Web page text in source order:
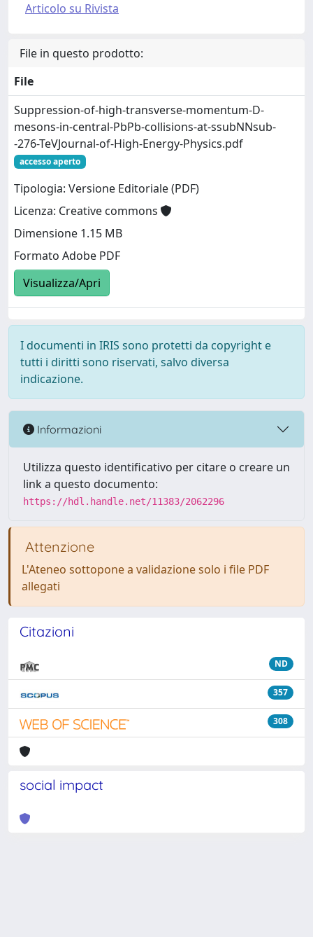
Articolo su Rivista
File in questo prodotto:
File
Suppression-of-high-transverse-momentum-D-
mesons-in-central-PbPb-collisions-at-ssubNNsub-
-276-TeVJournal-of-High-Energy-Physics.pdf
accesso aperto
Tipologia: Versione Editoriale (PDF)
Licenza: Creative commons
Dimensione 1.15 MB
Formato Adobe PDF
Visualizza/Apri
I documenti in IRIS sono protetti da copyright e
tutti i diritti sono riservati, salvo diversa
indicazione.
Informazioni
Utilizza questo identificativo per citare o creare un
link a questo documento:
https://hdl.handle.net/11383/2062296
Attenzione
L'Ateneo sottopone a validazione solo i file PDF
allegati
Citazioni
ND
357
308
social impact